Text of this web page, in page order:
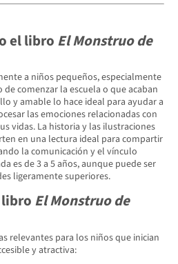
el libroEl Monstruo de
a niños pequeños, especialmente
comenzar la escuela o que acaban
y amable lo hace ideal para ayudar a
las emociones relacionadas con
vidas. La historia y las ilustraciones
en una lectura ideal para compartir
la comunicación y el vínculo
es de 3 a 5 años, aunque puede ser
ligeramente superiores.
libro El Monstruo de
relevantes para los niños que inician
y atractiva: